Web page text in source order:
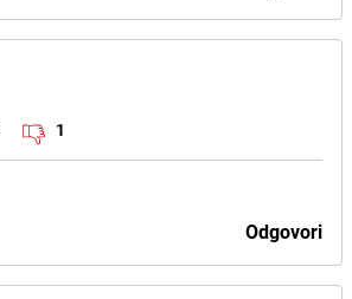
1
Odgovori